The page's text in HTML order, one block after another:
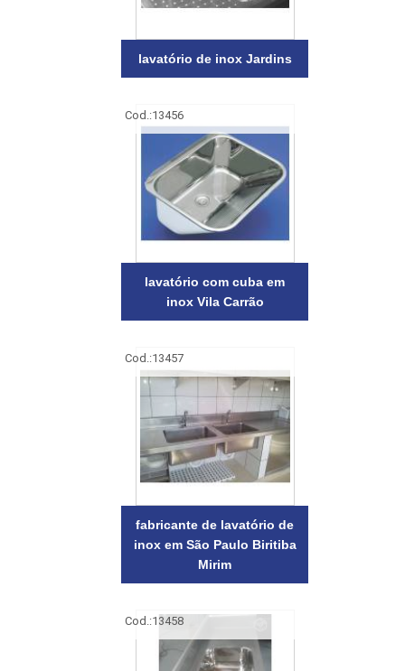
lavatório de inox Jardins
Cod.:13456
lavatório com cuba em
inox Vila Carrão
Cod.:13457
fabricante de lavatório de
inox em São Paulo Biritiba
Mirim
Cod.:13458